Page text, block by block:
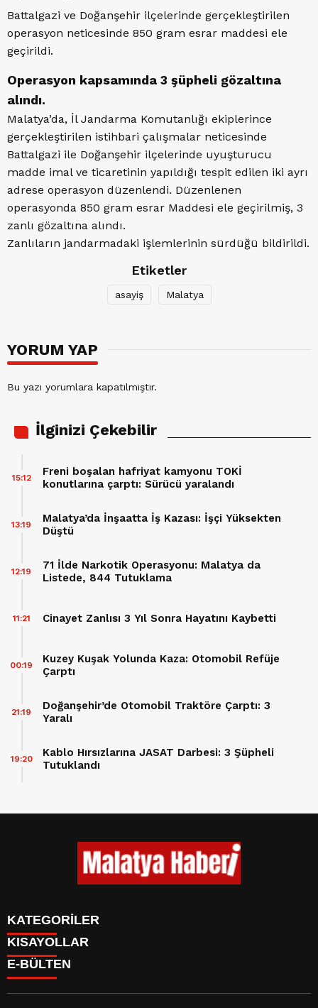
Battalgazi ve Doğanşehir ilçelerinde gerçekleştirilen
operasyon neticesinde 850 gram esrar maddesi ele
geçirildi.
Operasyon kapsamında 3 şüpheli gözaltına
alındı.
Malatya’da, İl Jandarma Komutanlığı ekiplerince
gerçekleştirilen istihbari çalışmalar neticesinde
Battalgazi ile Doğanşehir ilçelerinde uyuşturucu
madde imal ve ticaretinin yapıldığı tespit edilen iki ayrı
adrese operasyon düzenlendi. Düzenlenen
operasyonda 850 gram esrar Maddesi ele geçirilmiş, 3
zanlı gözaltına alındı.
Zanlıların jandarmadaki işlemlerinin sürdüğü bildirildi.
Etiketler
asayiş Malatya
YORUM YAP
Bu yazı yorumlara kapatılmıştır.
İlginizi Çekebilir
Freni boşalan hafriyat kamyonu TOKİ
konutlarına çarptı: Sürücü yaralandı
15:12
Malatya’da İnşaatta İş Kazası: İşçi Yüksekten
Düştü
13:19
71 İlde Narkotik Operasyonu: Malatya da
Listede, 844 Tutuklama
12:19
Cinayet Zanlısı 3 Yıl Sonra Hayatını Kaybetti
11:21
Kuzey Kuşak Yolunda Kaza: Otomobil Refüje
Çarptı
00:19
Doğanşehir’de Otomobil Traktöre Çarptı: 3
Yaralı
21:19
Kablo Hırsızlarına JASAT Darbesi: 3 Şüpheli
Tutuklandı
19:20
KATEGORİLER
GÜNDEM
ASAYİŞ
EKONOMİ
KISAYOLLAR
CANLI BORSA
E-BÜLTEN